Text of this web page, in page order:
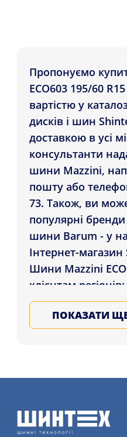
Пропонуємо
ECO603 195/60
вартістю у
дисків і шин
доставкою в усі
консультанти
шини Mazzini,
пошту або
73. Також, ви
популярні
шини Barum - у
Інтернет-
Шини Mazzini
клієнтам
Житомир і в ін.
Підбирайте та
ПОКАЗАТИ